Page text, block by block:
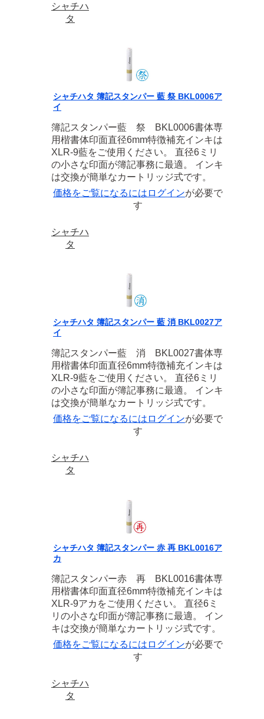
シャチハ
タ
シャチハタ 簿記スタンパー 藍 祭 BKL0006ア
イ
簿記スタンパー藍 祭 BKL0006書体専
用楷書体印面直径6mm特徴補充インキは
XLR-9藍をご使用ください。 直径6ミリ
の小さな印面が簿記事務に最適。 インキ
は交換が簡単なカートリッジ式です。
価格をご覧になるには ログインが必要で
す
シャチハ
タ
シャチハタ 簿記スタンパー 藍 消 BKL0027ア
イ
簿記スタンパー藍 消 BKL0027書体専
用楷書体印面直径6mm特徴補充インキは
XLR-9藍をご使用ください。 直径6ミリ
の小さな印面が簿記事務に最適。 インキ
は交換が簡単なカートリッジ式です。
価格をご覧になるには ログインが必要で
す
シャチハ
タ
シャチハタ 簿記スタンパー 赤 再 BKL0016ア
カ
簿記スタンパー赤 再 BKL0016書体専
用楷書体印面直径6mm特徴補充インキは
XLR-9アカをご使用ください。 直径6ミ
リの小さな印面が簿記事務に最適。 イン
キは交換が簡単なカートリッジ式です。
価格をご覧になるには ログインが必要で
す
シャチハ
タ